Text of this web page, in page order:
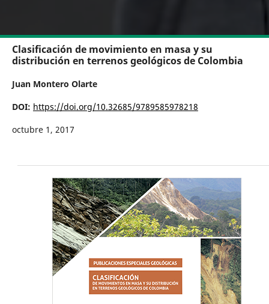
Clasificación de movimiento en masa y su
distribución en terrenos geológicos de Colombia
Juan Montero Olarte
DOI: https://doi.org/10.32685/9789585978218
octubre 1, 2017